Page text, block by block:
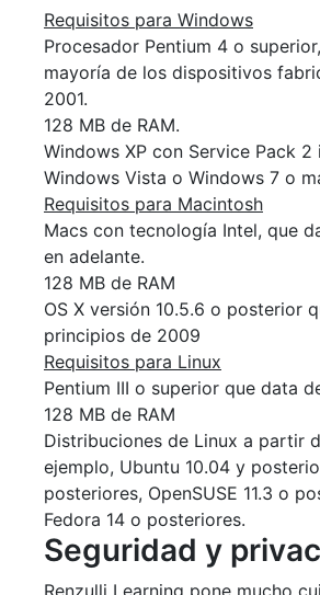
Requisitos para Windows
Procesador Pentium 4 o
mayoría de los dispositivos
2001.
128 MB de RAM.
Windows XP con Service Pack 2
Windows Vista o Windows 7 o
Requisitos para Macintosh
Macs con tecnología Intel, que
en adelante.
128 MB de RAM
OS X versión 10.5.6 o posterior
principios de 2009
Requisitos para Linux
Pentium III o superior que data
128 MB de RAM
Distribuciones de Linux a partir
ejemplo, Ubuntu 10.04 y
posteriores, OpenSUSE 11.3 o
Fedora 14 o posteriores.
Seguridad y